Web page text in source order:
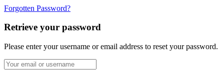
Forgotten Password?
Retrieve your password
Please enter your username or email address to reset your password.